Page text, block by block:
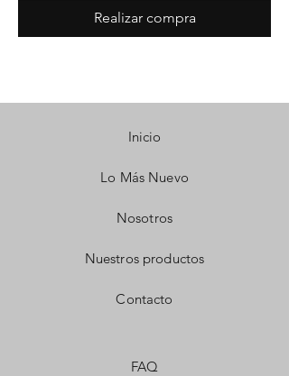
Realizar compra
Inicio
Lo Más Nuevo
Nosotros
Nuestros productos
Contacto
FAQ